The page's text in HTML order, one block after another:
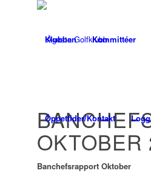
Klubben Kommittéer
Öppettider/Kontakt
OKTOBER
Banchefsrapport Oktober